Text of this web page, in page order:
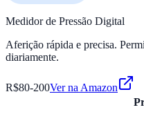
Medidor de Pressão Digital
Aferição rápida e precisa.
diariamente.
R$80-200Ver na Amazon